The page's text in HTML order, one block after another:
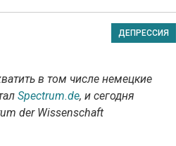
ДЕПРЕССИЯ
в том числе немецкие
Spectrum.de, и сегодня
der Wissenschaft